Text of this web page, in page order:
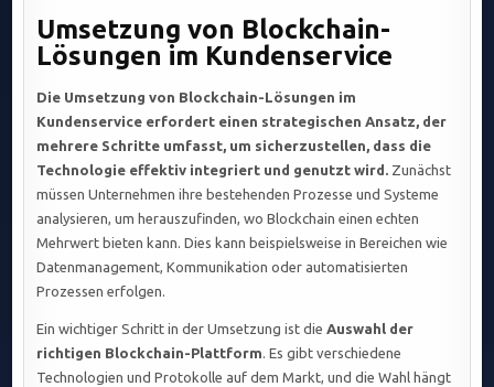
Umsetzung von Blockchain-
Lösungen im Kundenservice
Die Umsetzung von Blockchain-Lösungen im
Kundenservice erfordert einen strategischen Ansatz, der
mehrere Schritte umfasst, um sicherzustellen, dass die
Technologie effektiv integriert und genutzt wird. Zunächst
müssen Unternehmen ihre bestehenden Prozesse und Systeme
analysieren, um herauszufinden, wo Blockchain einen echten
Mehrwert bieten kann. Dies kann beispielsweise in Bereichen wie
Datenmanagement, Kommunikation oder automatisierten
Prozessen erfolgen.
Ein wichtiger Schritt in der Umsetzung ist dieAuswahl der
richtigen Blockchain-Plattform. Es gibt verschiedene
Technologien und Protokolle auf dem Markt, und die Wahl hängt